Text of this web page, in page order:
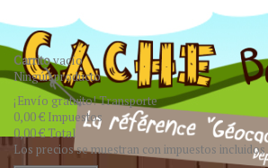
Carritovacío
Ningún producto
¡Envío gratuito!Transporte
0,00 € Impuestos
0,00 €Total
Los precios se muestran con impuestos incluidos